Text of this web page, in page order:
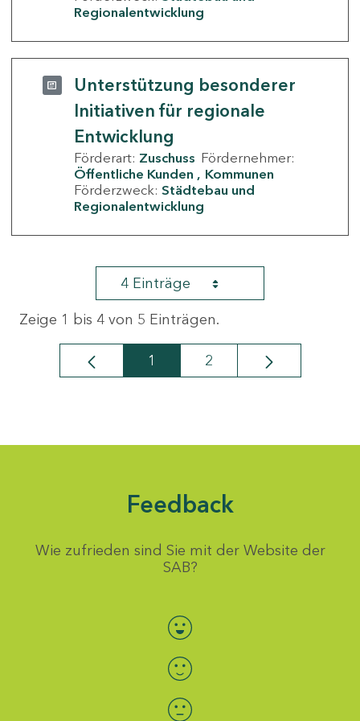
Regionalentwicklung
Unterstützung besonderer
Initiativen für regionale
Entwicklung
Förderart: Zuschuss Fördernehmer:
Öffentliche Kunden
Kommunen
Förderzweck: Städtebau und
Regionalentwicklung
4 Einträge
Zeige 1 bis 4 von 5 Einträgen.
Seite
1 Seite
2
Feedback
Wie zufrieden sind Sie mit der Website der
SAB?
Bewertung auswählen